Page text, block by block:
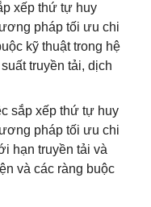
xếp thứ tự huy
pháp tối ưu chi
kỹ thuật trong hệ
truyền tải, dịch
sắp xếp thứ tự huy
pháp tối ưu chi
hạn truyền tải và
và các ràng buộc